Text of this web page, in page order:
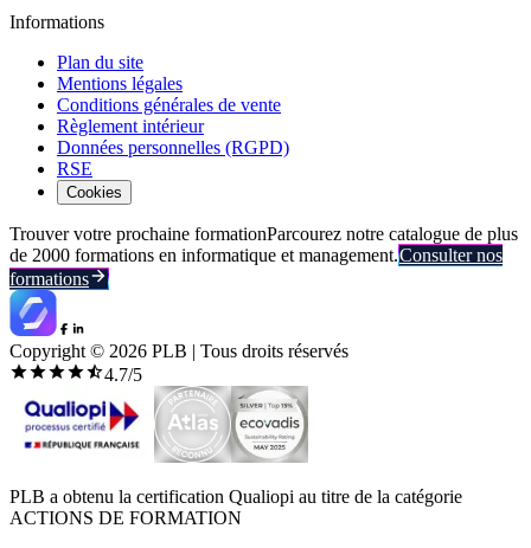
Informations
Plan du site
Mentions légales
Conditions générales de vente
Règlement intérieur
Données personnelles (RGPD)
RSE
Cookies
Trouver votre prochaine formationParcourez notre catalogue de plus
de 2000 formations en informatique et management.Consulter nos
formations
Copyright © 2026 PLB | Tous droits réservés
4.7/5
PLB a obtenu la certification Qualiopi au titre de la catégorie
ACTIONS DE FORMATION